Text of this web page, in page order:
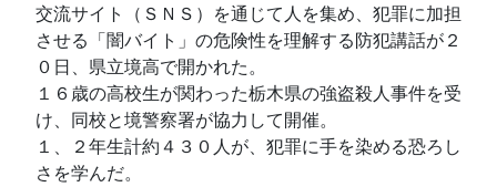
交流サイト（ＳＮＳ）を通じて人を集め、犯罪に加担
させる「闇バイト」の危険性を理解する防犯講話が２
０日、県立境高で開かれた。
１６歳の高校生が関わった栃木県の強盗殺人事件を受
け、同校と境警察署が協力して開催。
１、２年生計約４３０人が、犯罪に手を染める恐ろし
さを学んだ。